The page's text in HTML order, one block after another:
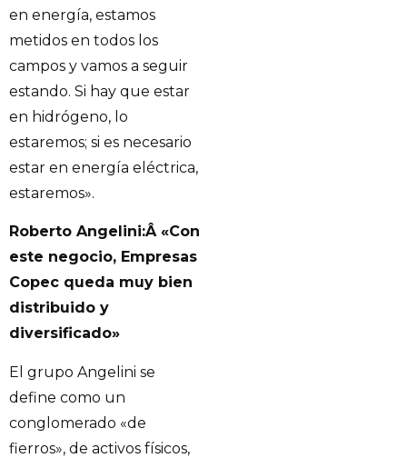
en energía, estamos
metidos en todos los
campos y vamos a seguir
estando. Si hay que estar
en hidrógeno, lo
estaremos; si es necesario
estar en energía eléctrica,
estaremos».
Roberto Angelini:Â «Con
este negocio, Empresas
Copec queda muy bien
distribuido y
diversificado»
El grupo Angelini se
define como un
conglomerado «de
fierros», de activos físicos,